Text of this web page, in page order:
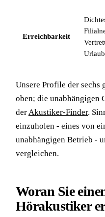
Erreichbarkeit
Urlaub
Unsere Profile der sechs
oben; die unabhängigen
derAkustiker-Finder.
einzuholen - eines von
unabhängigen Betrieb -
vergleichen.
Woran Sie
Hörakustiker